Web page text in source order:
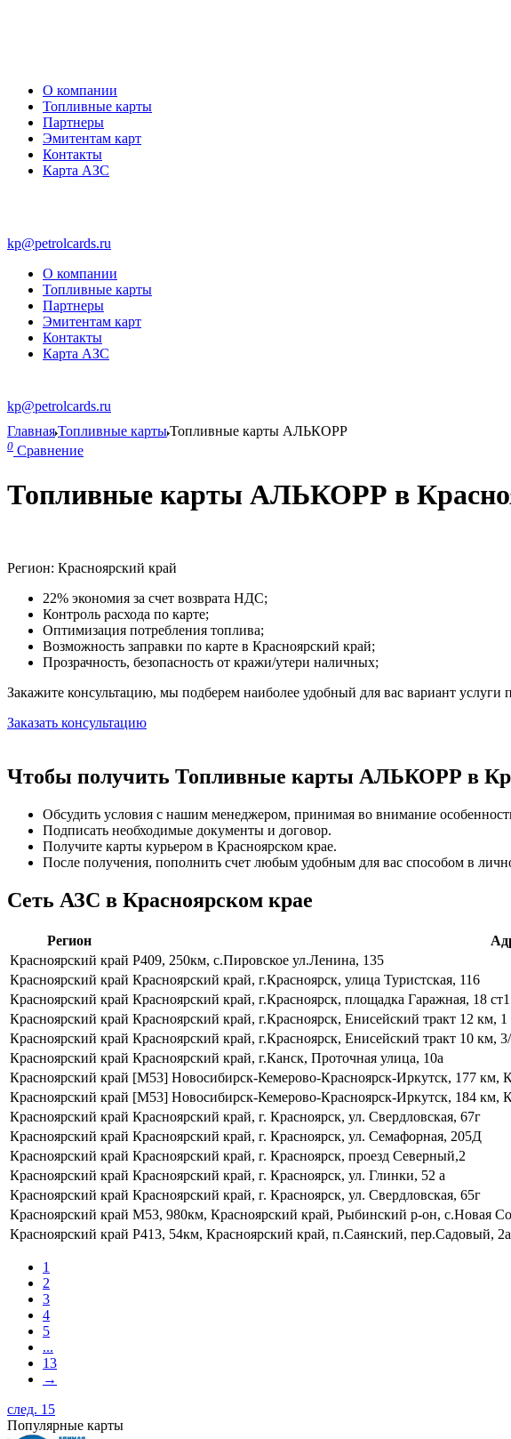
О компании
Топливные карты
Партнеры
Эмитентам карт
Контакты
Карта АЗС
kp@petrolcards.ru
О компании
Топливные карты
Партнеры
Эмитентам карт
Контакты
Карта АЗС
kp@petrolcards.ru
ГлавнаяТопливные картыТопливные карты АЛЬКОРР
0 Сравнение
Топливные карты АЛЬКОРР в
Регион: Красноярский край
22% экономия за счет возврата НДС;
Контроль расхода по карте;
Оптимизация потребления топлива;
Возможность заправки по карте в Красноярский край;
Прозрачность, безопасность от кражи/утери наличных;
Закажите консультацию, мы подберем наиболее удобный для вас вариант услуги
Заказать консультацию
Чтобы получить Топливные карты АЛЬКОРР в
Обсудить условия с нашим менеджером, принимая во внимание
Подписать необходимые документы и договор.
Получите карты курьером в Красноярском крае.
После получения, пополнить счет любым удобным для вас способом в
Сеть АЗС в Красноярском крае
Регион
Красноярский край Р409, 250км, с.Пировское ул.Ленина, 135
Красноярский край Красноярский край, г.Красноярск, улица Туристская, 116
Красноярский край Красноярский край, г.Красноярск, площадка Гаражная, 18 ст1
Красноярский край Красноярский край, г.Красноярск, Енисейский тракт 12 км, 1
Красноярский край Красноярский край, г.Красноярск, Енисейский тракт 10 км,
Красноярский край Красноярский край, г.Канск, Проточная улица, 10а
Красноярский край [М53] Новосибирск-Кемерово-Красноярск-Иркутск, 177 км,
Красноярский край [М53] Новосибирск-Кемерово-Красноярск-Иркутск, 184 км,
Красноярский край Красноярский край, г. Красноярск, ул. Свердловская, 67г
Красноярский край Красноярский край, г. Красноярск, ул. Семафорная, 205Д
Красноярский край Красноярский край, г. Красноярск, проезд Северный,2
Красноярский край Красноярский край, г. Красноярск, ул. Глинки, 52 а
Красноярский край Красноярский край, г. Красноярск, ул. Свердловская, 65г
Красноярский край М53, 980км, Красноярский край, Рыбинский р-он, с.Новая
Красноярский край Р413, 54км, Красноярский край, п.Саянский, пер.Садовый, 2а
1
2
3
4
5
...
13
→
след. 15
Популярные карты